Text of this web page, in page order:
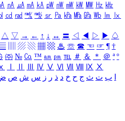
㎁ ㎂ ㎃ ㎄ ㎺ ㎻ ㎽ ㎾ ㎿ ㎐ ㎑
㏅ ㎭ ㎮ ㎯ ㏛ ㎩ ㎪ ㎫ ㎬ ㏝ ㏐
㏓
△ ▽ → ← ↑ ↓ ↔ 〓 ◁ ◀ ▷ ▶ ♤
▨ ▧ ▦ ▩ ♨ ☏ ☎ ☜ ☞ ¶ †
㈜ № ㏇ ™ ㏂ ㏘ ℡ ＃ ＆ ＊ ＠ ª º
Ⅳ Ⅴ Ⅵ Ⅶ Ⅷ Ⅸ Ⅹ
ب ت ث ج ح خ د ذ ر ز س ش ص